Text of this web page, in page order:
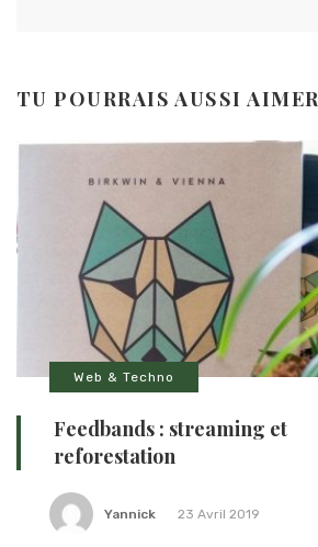
TU POURRAIS AUSSI AIMER
Web & Techno
Feedbands : streaming et
reforestation
Yannick 23 Avril 2019